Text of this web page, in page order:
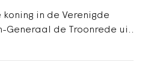
in de Verenigde
Generaal de Troonrede uit.
wat de belangrijkste